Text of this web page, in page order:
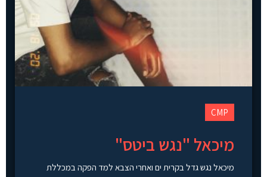
CMP
מיכאל "נגש ביטס"
מיכאל נגש גדל בקרית ים ואחרי הצבא למד הפקה במכללת